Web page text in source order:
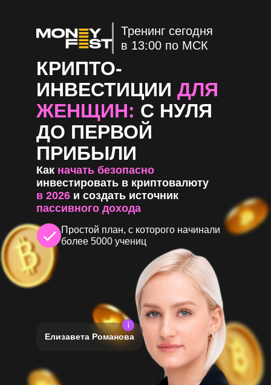
Елизавета Романова
Простой план, с которого начинали
более 5000 учениц
КРИПТО-
ИНВЕСТИЦИИ ДЛЯ
ЖЕНЩИН: С НУЛЯ
ДО ПЕРВОЙ
ПРИБЫЛИ
Как начать безопасно
инвестировать в криптовалюту
в 2026 и создать источник
пассивного дохода
Тренинг сегодня
в 13:00 по МСК